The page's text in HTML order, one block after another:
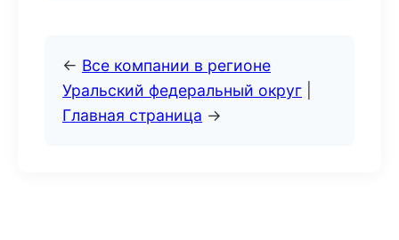
← Все компании в регионе
Уральский федеральный округ
Главная страница →